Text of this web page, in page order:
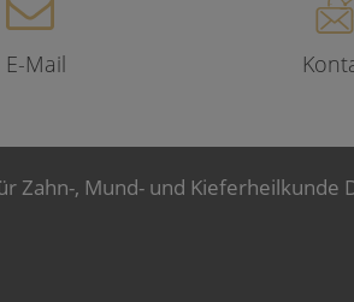
E-Mail
Zahn-, Mund- und Kieferheilkunde